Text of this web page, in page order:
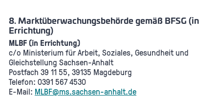
8. Marktüberwachungsbehörde gemäß BFSG (in
Errichtung)
MLBF (in Errichtung)
c/o Ministerium für Arbeit, Soziales, Gesundheit und
Gleichstellung Sachsen-Anhalt
Postfach 39 11 55, 39135 Magdeburg
Telefon: 0391 567 4530
E-Mail: MLBF@ms.sachsen-anhalt.de